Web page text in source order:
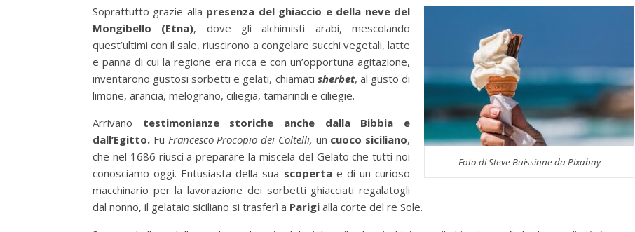
Foto di Steve Buissinne da Pixabay
Soprattutto grazie alla presenza del ghiaccio e della neve del
Mongibello (Etna), dove gli alchimisti arabi, mescolando
quest’ultimi con il sale, riuscirono a congelare succhi vegetali, latte
e panna di cui la regione era ricca e con un’opportuna agitazione,
inventarono gustosi sorbetti e gelati, chiamati sherbet, al gusto di
limone, arancia, melograno, ciliegia, tamarindi e ciliegie.
Arrivano testimonianze storiche anche dalla Bibbia e
dall’Egitto. Fu Francesco Procopio dei Coltelli, un cuoco siciliano,
che nel 1686 riuscì a preparare la miscela del Gelato che tutti noi
conosciamo oggi. Entusiasta della sua scoperta e di un curioso
macchinario per la lavorazione dei sorbetti ghiacciati regalatogli
dal nonno, il gelataio siciliano si trasferì a Parigi alla corte del re Sole.